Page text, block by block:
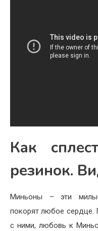
Как
резинок.
Миньоны – эти
покорят любое сердце.
с ними, любовь к